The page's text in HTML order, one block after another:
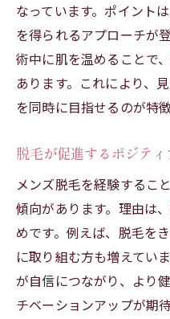
なっています。ポイント
を得られるアプローチが
術中に肌を温めることで
あります。これにより、
を同時に目指せるのが特徴
脱毛が促進するポジテ
メンズ脱毛を経験するこ
傾向があります。理由は
めです。例えば、脱毛を
に取り組む方も増えてい
が自信につながり、より
チベーションアップが期待